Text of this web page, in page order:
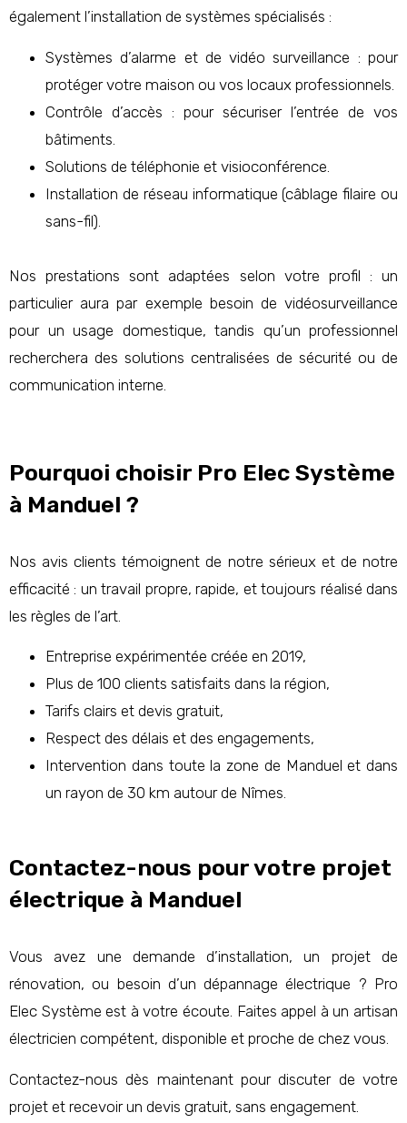
également l’installation de systèmes spécialisés :
Systèmes d’alarme et de vidéo surveillance : pour
protéger votre maison ou vos locaux professionnels.
Contrôle d’accès : pour sécuriser l’entrée de vos
bâtiments.
Solutions de téléphonie et visioconférence.
Installation de réseau informatique (câblage filaire ou
sans-fil).
Nos prestations sont adaptées selon votre profil : un
particulier aura par exemple besoin de vidéosurveillance
pour un usage domestique, tandis qu’un professionnel
recherchera des solutions centralisées de sécurité ou de
communication interne.
Pourquoi choisir Pro Elec Système
à Manduel ?
Nos avis clients témoignent de notre sérieux et de notre
efficacité : un travail propre, rapide, et toujours réalisé dans
les règles de l’art.
Entreprise expérimentée créée en 2019,
Plus de 100 clients satisfaits dans la région,
Tarifs clairs et devis gratuit,
Respect des délais et des engagements,
Intervention dans toute la zone de Manduel et dans
un rayon de 30 km autour de Nîmes.
Contactez-nous pour votre projet
électrique à Manduel
Vous avez une demande d’installation, un projet de
rénovation, ou besoin d’un dépannage électrique ? Pro
Elec Système est à votre écoute. Faites appel à un artisan
électricien compétent, disponible et proche de chez vous.
Contactez-nous dès maintenant pour discuter de votre
projet et recevoir un devis gratuit, sans engagement.